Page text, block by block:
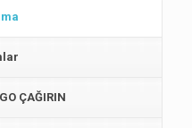
ÇAĞIRIN